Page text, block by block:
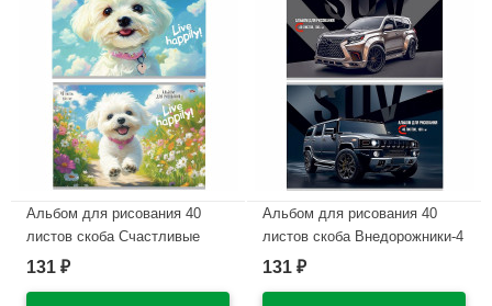
Альбом для рисования 40
листов скоба Счастливые
пёсики арт.40-7273
131 ₽
Альбом для рисования 40
листов скоба Внедорожники-4
арт.40-7262
131 ₽